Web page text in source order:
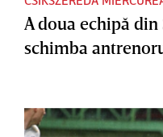
A doua echipă
schimba